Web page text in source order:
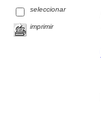
seleccionar
imprimir